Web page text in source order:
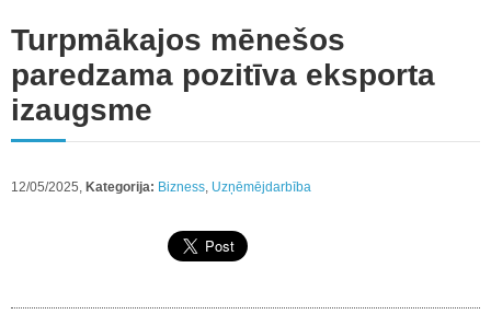
Turpmākajos mēnešos
paredzama pozitīva eksporta
izaugsme
12/05/2025, Kategorija: Bizness, Uzņēmējdarbība